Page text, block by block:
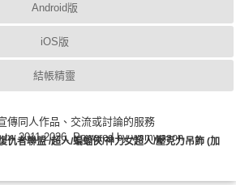
仇者聯盟 /超人/蝙蝠俠/神力女超人/壓克力吊飾 (加
Android版
iOS版
結帳精靈
傳同人作品、交流或討論的服務
2011-2026, Powered by wsmwason